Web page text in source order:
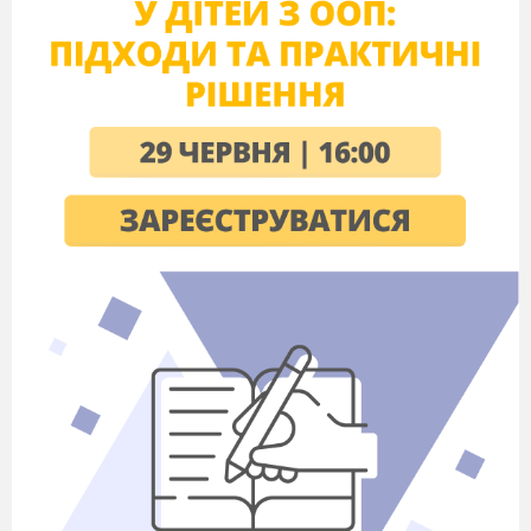
ВЕДУЧИЙ:
ПЕРШИЙ КОНКУРС
«ПРИВІТАННЯ»
Перший наш конкурс «Привітання».
Кожній с команд необхідно обирати
капітана, разом вигадати назву команди та
девіз, створити бейджики .
Максимальна
оцінка за це завдання 5 балів.
ВЕДУЧИЙ: ДРУГИЙ КОНКУРС
«НАЙРОЗУМНІШИЙ»
Кожній команді буде поставлено 10
запитань. Кожна правильна відповідь
оцінюється в 1 бал.
Команда 1.
Які ґрунти краще пропускають